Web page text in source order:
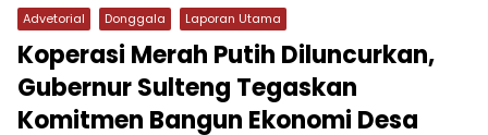
Advetorial Donggala Laporan Utama
Koperasi Merah Putih Diluncurkan,
Gubernur Sulteng Tegaskan
Komitmen Bangun Ekonomi Desa